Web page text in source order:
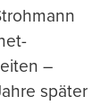
–
später